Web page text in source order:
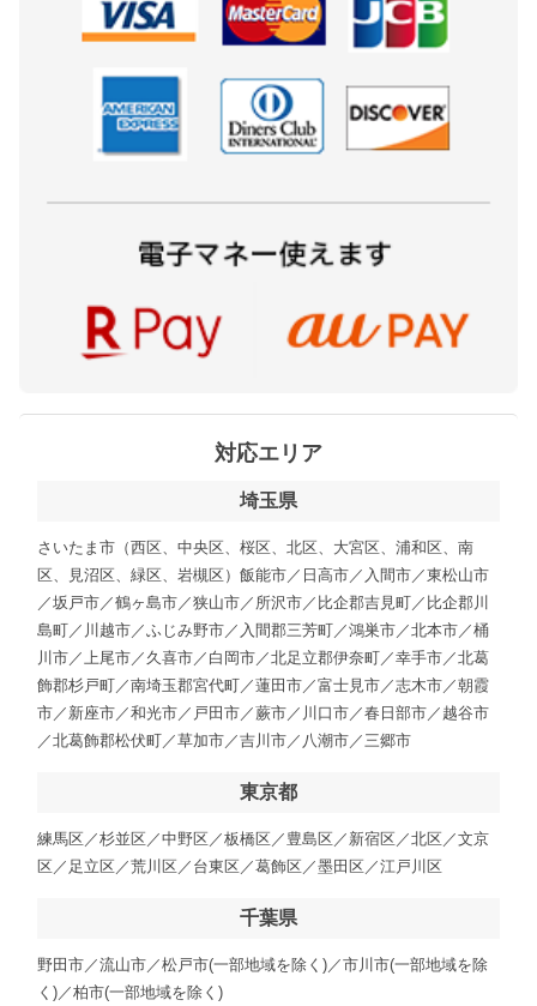
対応エリア
埼玉県
さいたま市（西区、中央区、桜区、北区、大宮区、浦和区、南
区、見沼区、緑区、岩槻区）飯能市／日高市／入間市／東松山市
／坂戸市／鶴ヶ島市／狭山市／所沢市／比企郡吉見町／比企郡川
島町／川越市／ふじみ野市／入間郡三芳町／鴻巣市／北本市／桶
川市／上尾市／久喜市／白岡市／北足立郡伊奈町／幸手市／北葛
飾郡杉戸町／南埼玉郡宮代町／蓮田市／富士見市／志木市／朝霞
市／新座市／和光市／戸田市／蕨市／川口市／春日部市／越谷市
／北葛飾郡松伏町／草加市／吉川市／八潮市／三郷市
東京都
練馬区／杉並区／中野区／板橋区／豊島区／新宿区／北区／文京
区／足立区／荒川区／台東区／葛飾区／墨田区／江戸川区
千葉県
野田市／流山市／松戸市(一部地域を除く)／市川市(一部地域を除
く)／柏市(一部地域を除く)